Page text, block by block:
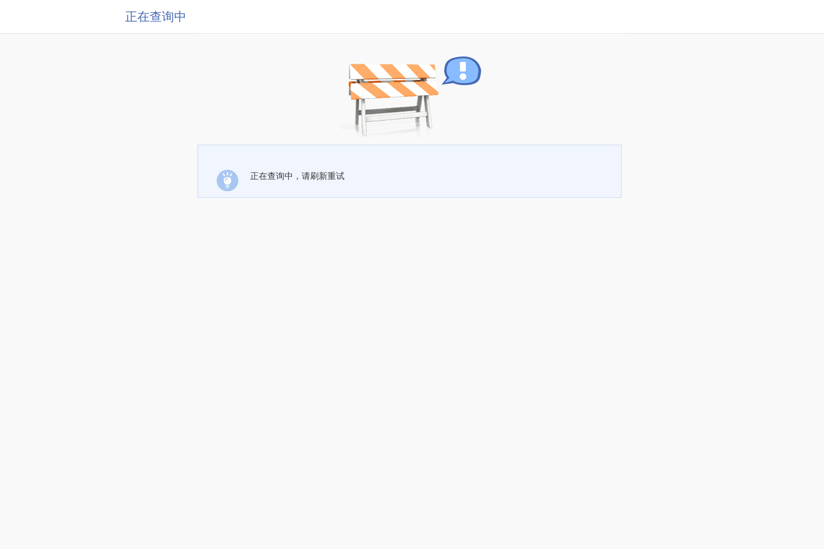
正在查询中
正在查询中，请刷新重试